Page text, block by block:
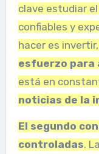
clave estudiar
confiables y
hacer es
esfuerzo para
está en
noticias de la
El segundo
controladas.